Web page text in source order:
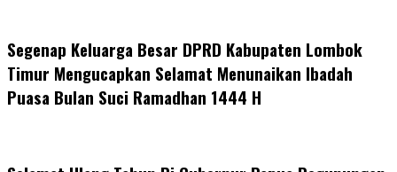
Segenap Keluarga Besar DPRD Kabupaten Lombok
Timur Mengucapkan Selamat Menunaikan Ibadah
Puasa Bulan Suci Ramadhan 1444 H